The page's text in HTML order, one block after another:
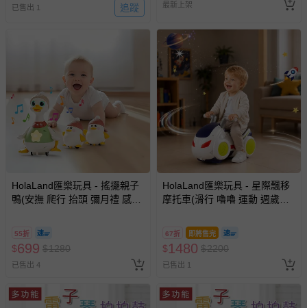
已售出 1 追蹤 最新上架
HolaLand匯樂玩具 - 搖擺親子
鴨(安撫 爬行 抬頭 彌月禮 感統
55折
$699 $1280
已售出 4
HolaLand匯樂玩具 - 星際飄移
摩托車(滑行 嚕嚕 運動 週歲禮
嬰幼兒玩具)
67折 即將售完
$1480 $2200
已售出 1